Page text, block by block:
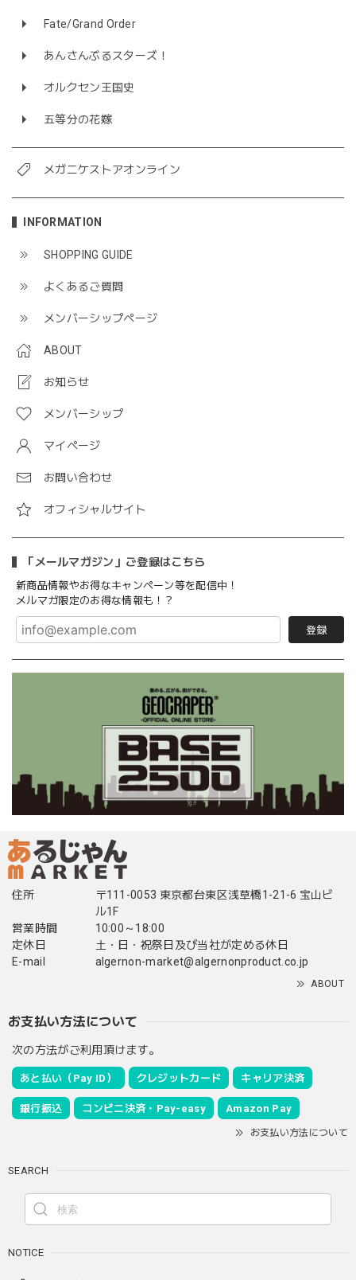
Fate/Grand Order
あんさんぶるスターズ！
オルクセン王国史
五等分の花嫁
メガニケストアオンライン
INFORMATION
SHOPPING GUIDE
よくあるご質問
メンバーシップページ
ABOUT
お知らせ
メンバーシップ
マイページ
お問い合わせ
オフィシャルサイト
「メールマガジン」ご登録はこちら
新商品情報やお得なキャンペーン等を配信中！
メルマガ限定のお得な情報も！？
登録
住所
〒111-0053 東京都台東区浅草橋1-21-6 宝山ビ
ル1F
営業時間
10:00～18:00
定休日
土・日・祝祭日及び当社が定める休日
E-mail
algernon-market@algernonproduct.co.jp
ABOUT
お支払い方法について
次の方法がご利用頂けます。
あと払い（Pay ID） クレジットカード キャリア決済
銀行振込 コンビニ決済・Pay-easy Amazon Pay
お支払い方法について
SEARCH
NOTICE